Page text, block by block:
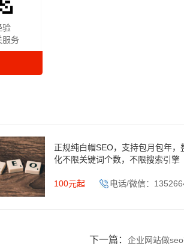
验
服务
正规纯白帽SEO，支持包月包年，
化不限关键词个数，不限搜索引擎
100元起 电话/微信：
下一篇： 企业网站做